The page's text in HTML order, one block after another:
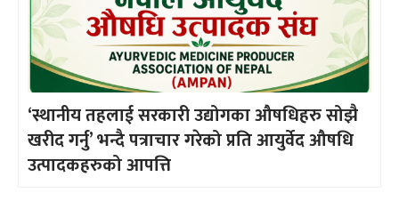
‘स्थानीय तहलाई सरकारी उद्योगका औषधिहरु सोझै
खरीद गर्नु’ भन्दै पत्राचार गरेको प्रति आयुर्वेद औषधि
उत्पादकहरुको आपत्ति